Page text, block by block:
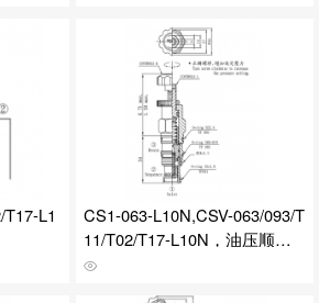
L1
CS1-063-L10N,CSV-063/093/T
11/T02/T17-L10N，油压顺序
阀